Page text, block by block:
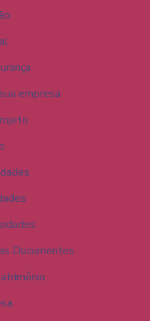
empresa
Documentos